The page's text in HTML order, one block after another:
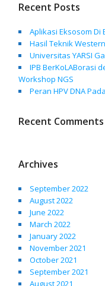
Recent Posts
Aplikasi Eksosom Di
Hasil Teknik
Universitas YARSI
IPB BerKoLABorasi
Workshop NGS
Peran HPV DNA
Recent Comments
Archives
September 2022
August 2022
June 2022
March 2022
January 2022
November 2021
October 2021
September 2021
August 2021